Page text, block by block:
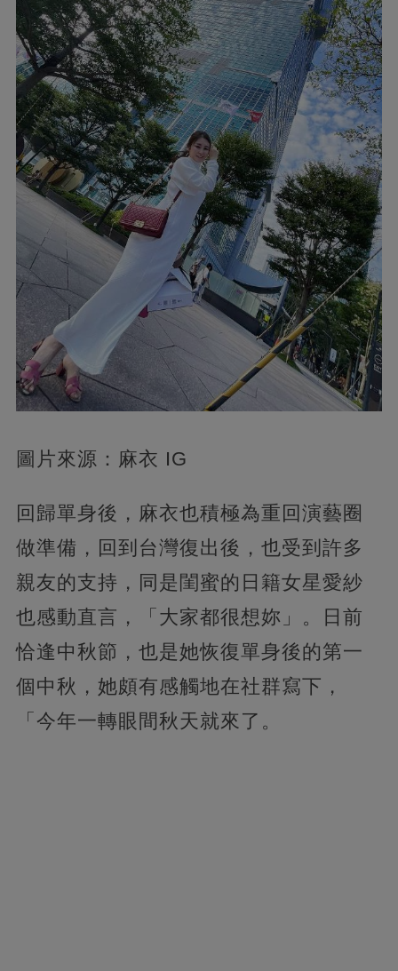
圖片來源：麻衣 IG
回歸單身後，麻衣也積極為重回演藝圈
做準備，回到台灣復出後，也受到許多
親友的支持，同是閨蜜的日籍女星愛紗
也感動直言，「大家都很想妳」。日前
恰逢中秋節，也是她恢復單身後的第一
個中秋，她頗有感觸地在社群寫下，
「今年一轉眼間秋天就來了。